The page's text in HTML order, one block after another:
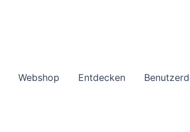
Webshop Entdecken